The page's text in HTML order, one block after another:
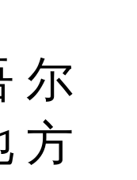
尔
方